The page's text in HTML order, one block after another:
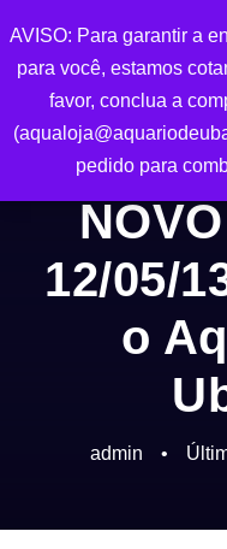
12/05/
o
admin •
AVISO: Para garantir a
para você, estamos
favor, conclua a
pedido para